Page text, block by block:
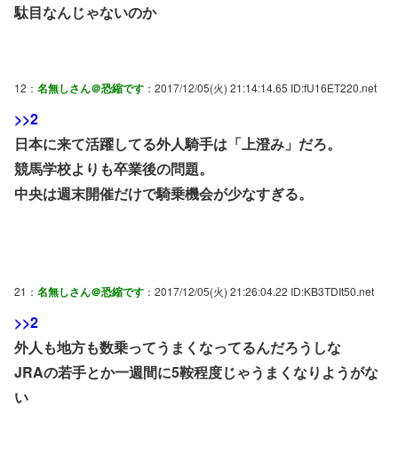
駄目なんじゃないのか
12： 名無しさん＠恐縮です ：2017/12/05(火) 21:14:14.65 ID:fU16ET220.net
>>2
日本に来て活躍してる外人騎手は「上澄み」だろ。
競馬学校よりも卒業後の問題。
中央は週末開催だけで騎乗機会が少なすぎる。
21： 名無しさん＠恐縮です ：2017/12/05(火) 21:26:04.22 ID:KB3TDIt50.net
>>2
外人も地方も数乗ってうまくなってるんだろうしな
JRAの若手とか一週間に5鞍程度じゃうまくなりようがな
い